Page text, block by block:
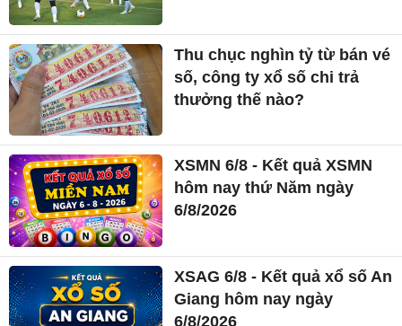
Thu chục nghìn tỷ từ bán vé
số, công ty xổ số chi trả
thưởng thế nào?
XSMN 6/8 - Kết quả XSMN
hôm nay thứ Năm ngày
6/8/2026
XSAG 6/8 - Kết quả xổ số An
Giang hôm nay ngày
6/8/2026